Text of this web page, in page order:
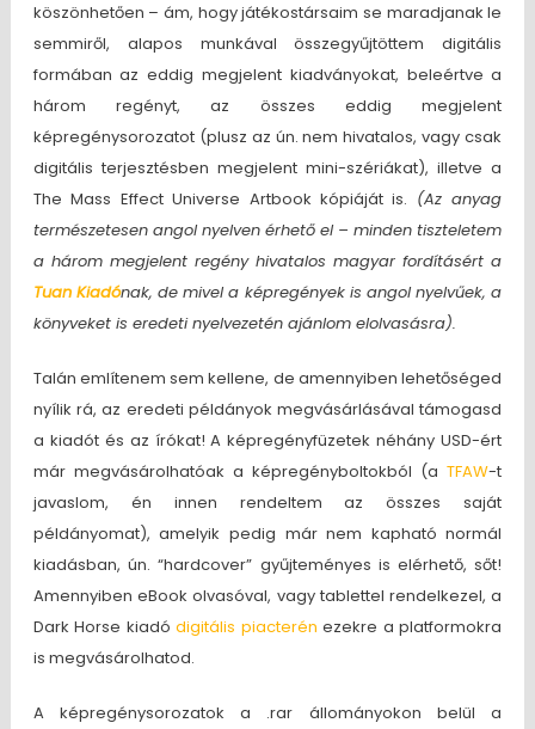
köszönhetően – ám, hogy játékostársaim se maradjanak le
semmiről, alapos munkával összegyűjtöttem digitális
formában az eddig megjelent kiadványokat, beleértve a
három regényt, az összes eddig megjelent
képregénysorozatot (plusz az ún. nem hivatalos, vagy csak
digitális terjesztésben megjelent mini-szériákat), illetve a
The Mass Effect Universe Artbook kópiáját is. (Az anyag
természetesen angol nyelven érhető el – minden tiszteletem
a három megjelent regény hivatalos magyar fordításért a
Tuan Kiadónak, de mivel a képregények is angol nyelvűek, a
könyveket is eredeti nyelvezetén ajánlom elolvasásra).
Talán említenem sem kellene, de amennyiben lehetőséged
nyílik rá, az eredeti példányok megvásárlásával támogasd
a kiadót és az írókat! A képregényfüzetek néhány USD-ért
már megvásárolhatóak a képregényboltokból (aTFAW-t
javaslom, én innen rendeltem az összes saját
példányomat), amelyik pedig már nem kapható normál
kiadásban, ún. “hardcover” gyűjteményes is elérhető, sőt!
Amennyiben eBook olvasóval, vagy tablettel rendelkezel, a
Dark Horse kiadódigitális piacterén ezekre a platformokra
is megvásárolhatod.
A képregénysorozatok a .rar állományokon belül a